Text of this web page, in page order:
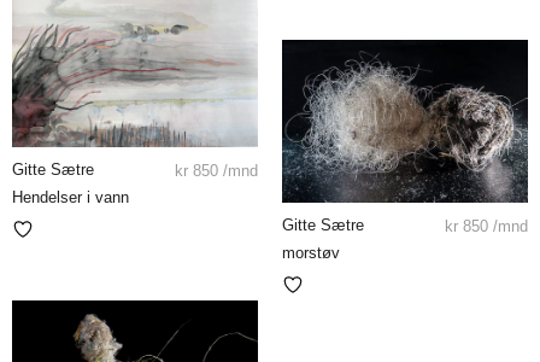
Gitte Sætre
Hendelser i vann
kr 850 /mnd
Gitte Sætre
morstøv
kr 850 /mnd